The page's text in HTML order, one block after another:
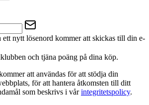
nytt lösenord kommer att skickas till din e-
och tjäna poäng på dina köp.
att användas för att stödja din
för att hantera åtkomsten till ditt
som beskrivs i vårintegritetspolicy.